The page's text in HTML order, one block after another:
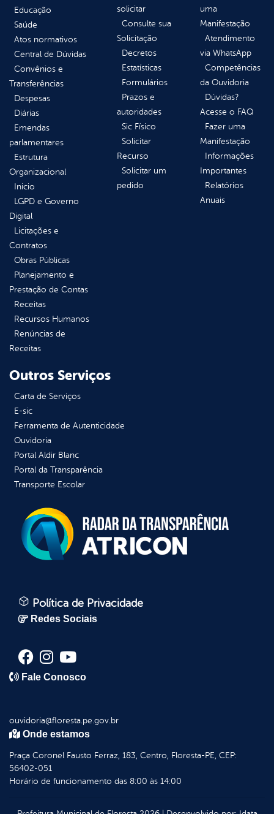
Educação
Saúde
Atos normativos
Central de Dúvidas
Convênios e
Transferências
Despesas
Diárias
Emendas
parlamentares
Estrutura
Organizacional
Inicio
LGPD e Governo
Digital
Licitações e
Contratos
Obras Públicas
Planejamento e
Prestação de Contas
Receitas
Recursos Humanos
Renúncias de
Receitas
solicitar
Consulte sua
Solicitação
Decretos
Estatísticas
Formulários
Prazos e
autoridades
Sic Físico
Solicitar
Recurso
Solicitar um
pedido
uma
Manifestação
Atendimento
via WhatsApp
Competências
da Ouvidoria
Dúvidas?
Acesse o FAQ
Fazer uma
Manifestação
Informações
Importantes
Relatórios
Anuais
Outros Serviços
Carta de Serviços
E-sic
Ferramenta de Autenticidade
Ouvidoria
Portal Aldir Blanc
Portal da Transparência
Transporte Escolar
Política de Privacidade
Redes Sociais
Fale Conosco
ouvidoria@floresta.pe.gov.br
Onde estamos
Praça Coronel Fausto Ferraz, 183, Centro, Floresta-PE, CEP:
56402-051
Horário de funcionamento das 8:00 às 14:00